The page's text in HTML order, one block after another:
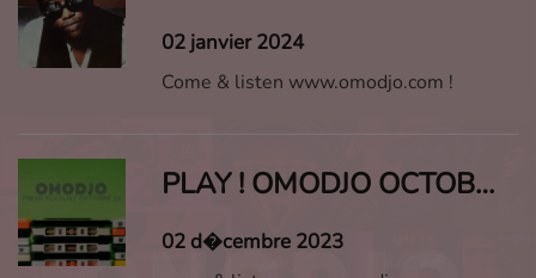
02 janvier 2024
Come & listen www.omodjo.com !
PLAY ! OMODJO OCTOBRE 2023
02 d�cembre 2023